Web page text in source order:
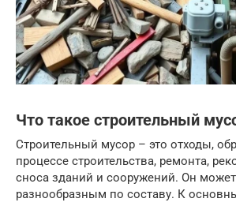
Что такое строительный
Строительный мусор – это отходы,
процессе строительства, ремонта,
сноса зданий и сооружений. Он
разнообразным по составу. К